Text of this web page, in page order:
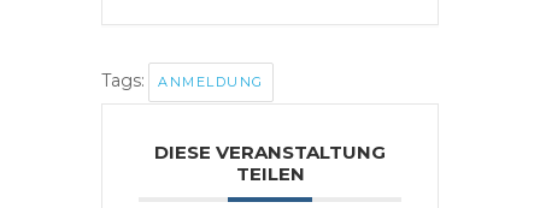
Tags: ANMELDUNG
DIESE VERANSTALTUNG
TEILEN